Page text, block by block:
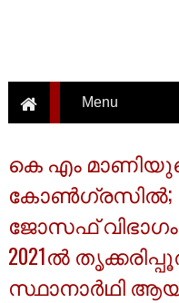
കെ എം
കോൺഗ്രസിൽ;
ജോസഫ് വിഭാഗം
2021ൽ
സ്ഥാനാർഥി